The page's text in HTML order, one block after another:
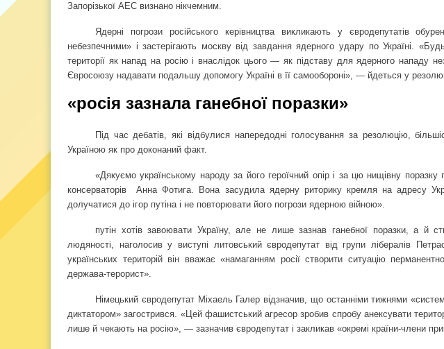
Запорізької АЕС визнано нікчемним.
Ядерні погрози російського керівництва викликають у євродепутатів
небезпечними» і застерігають москву від завдання ядерного удару по Україні.
території як напад на росію і внаслідок цього — як підставу для ядерного нападу
Євросоюзу надавати подальшу допомогу Україні в її самообороні», — йдеться у
«росія зазнала ганебної поразки»
Під час дебатів, які відбулися напередодні голосування за резолюцію,
Україною як про доконаний факт.
«Дякуємо українському народу за його героїчний опір і за цю нищівну
консерваторів
Анна Фотига. Вона засудила ядерну риторику кремля на адресу
долучатися до ігор путіна і не повторювати його погрози ядерною війною».
путін хотів завоювати Україну, але не лише зазнав ганебної поразки, а й
людяності, наголосив у виступі литовський євродепутат від групи лібералів
українських територій він вважає «намаганням росії створити ситуацію
держава-терорист».
Німецький євродепутат Міхаель Галер відзначив, що останніми тижнями
диктатором» загострився. «Цей фашистський агресор зробив спробу анексувати
лише й чекають на росію», — зазначив євродепутат і закликав «окремі країни-члени